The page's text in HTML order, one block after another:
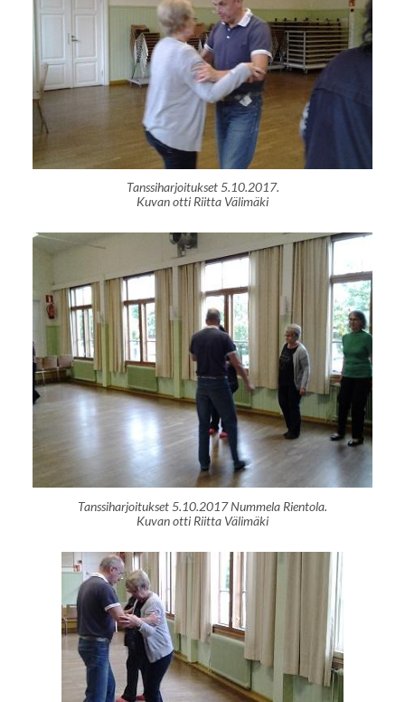
Tanssiharjoitukset 5.10.2017.
Kuvan otti Riitta Välimäki
Tanssiharjoitukset 5.10.2017 Nummela Rientola.
Kuvan otti Riitta Välimäki